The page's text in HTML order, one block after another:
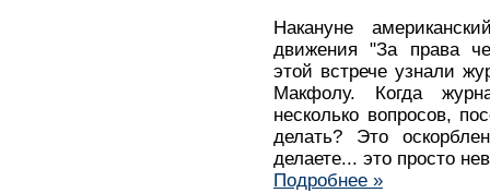
Накануне
движения "За права
этой встрече узнали
Макфолу. Когда
несколько вопросов,
делать? Это
делаете... это просто
Подробнее »